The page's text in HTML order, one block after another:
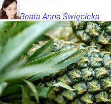
Beata Anna Święcicka